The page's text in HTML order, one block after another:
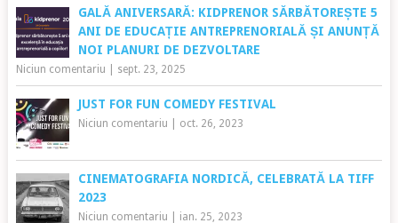
GALĂ ANIVERSARĂ: KIDPRENOR SĂRBĂTOREȘTE 5
ANI DE EDUCAȚIE ANTREPRENORIALĂ ȘI ANUNȚĂ
NOI PLANURI DE DEZVOLTARE
Niciun comentariu sept. 23, 2025
JUST FOR FUN COMEDY FESTIVAL
Niciun comentariu oct. 26, 2023
CINEMATOGRAFIA NORDICĂ, CELEBRATĂ LA TIFF
2023
Niciun comentariu ian. 25, 2023